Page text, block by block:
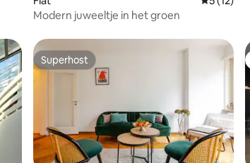
Modern juweeltje in het groen
Superhost
Superhost